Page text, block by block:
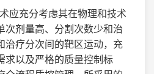
应充分考虑其在物理和技术
次剂量高、分割次数少和治
治疗分次间的靶区运动，充
求以及严格的质量控制标